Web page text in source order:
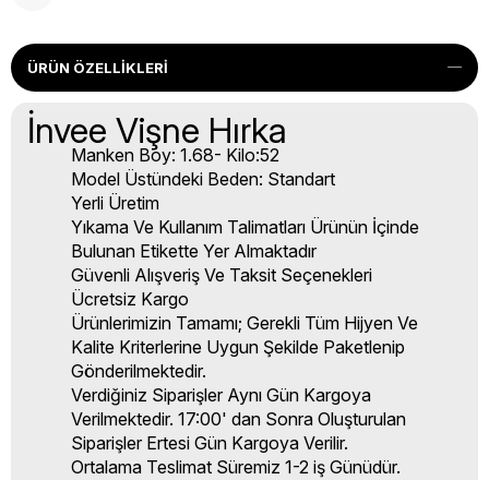
ÜRÜN ÖZELLIKLERI
İnvee Vişne Hırka
Manken Boy: 1.68- Kilo:52
Model Üstündeki Beden: Standart
Yerli Üretim
Yıkama Ve Kullanım Talimatları Ürünün İçinde
Bulunan Etikette Yer Almaktadır
Güvenli Alışveriş Ve Taksit Seçenekleri
Ücretsiz Kargo
Ürünlerimizin Tamamı; Gerekli Tüm Hijyen Ve
Kalite Kriterlerine Uygun Şekilde Paketlenip
Gönderilmektedir.
Verdiğiniz Siparişler Aynı Gün Kargoya
Verilmektedir. 17:00' dan Sonra Oluşturulan
Siparişler Ertesi Gün Kargoya Verilir.
Ortalama Teslimat Süremiz 1-2 iş Günüdür.